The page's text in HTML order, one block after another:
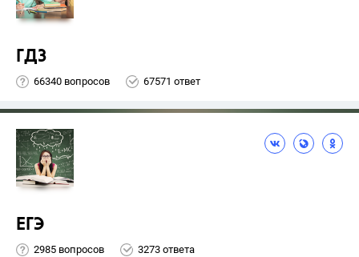
ГДЗ
66340 вопросов 67571 ответ
ЕГЭ
2985 вопросов 3273 ответа